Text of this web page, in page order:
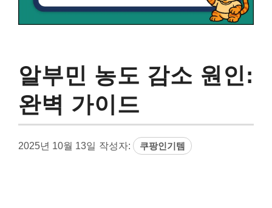
알부민 농도 감소 원인:
완벽 가이드
2025년 10월 13일 작성자: 쿠팡인기템